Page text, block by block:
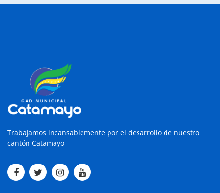
Trabajamos incansablemente por el desarrollo de nuestro
cantón Catamayo